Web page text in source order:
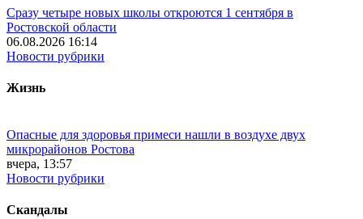
Сразу четыре новых школы откроются 1 сентября в
Ростовской области
06.08.2026 16:14
Новости рубрики
Жизнь
Опасные для здоровья примеси нашли в воздухе двух
микрорайонов Ростова
вчера, 13:57
Новости рубрики
Скандалы